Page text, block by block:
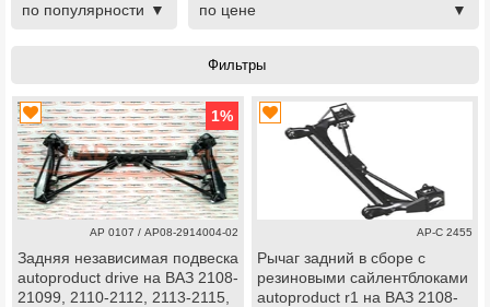
по популярности по цене
1%
АР 0107 / АР08-2914004-02
Задняя независимая подвеска
autoproduct drive на ВАЗ 2108-
21099, 2110-2112, 2113-2115,
АР-С 2455
Рычаг задний в сборе с
резиновыми сайлентблоками
autoproduct r1 на ВАЗ 2108-